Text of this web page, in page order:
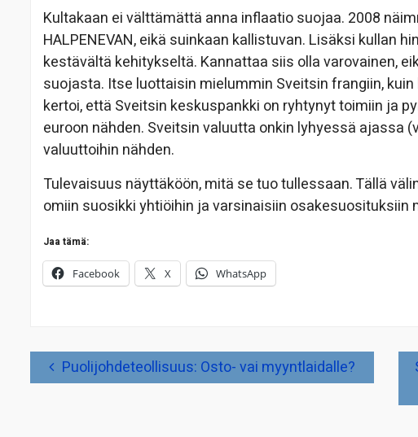
Kultakaan ei välttämättä anna inflaatio suojaa. 2008
HALPENEVAN, eikä suinkaan kallistuvan. Lisäksi kullan
kestävältä kehitykseltä. Kannattaa siis olla varovainen,
suojasta. Itse luottaisin mielummin Sveitsin frangiin,
kertoi, että Sveitsin keskuspankki on ryhtynyt toimiin ja
euroon nähden. Sveitsin valuutta onkin lyhyessä ajassa
valuuttoihin nähden.
Tulevaisuus näyttäköön, mitä se tuo tullessaan. Tällä
omiin suosikki yhtiöihin ja varsinaisiin osakesuosituksiin
Jaa tämä:
Facebook X WhatsApp
Artikkelien
selausPuolijohdeteollisuus: Osto- vai myyntlaidalle?